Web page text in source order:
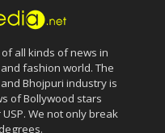
all kinds of news in
fashion world. The
Bhojpuri industry is
of Bollywood stars
We not only break